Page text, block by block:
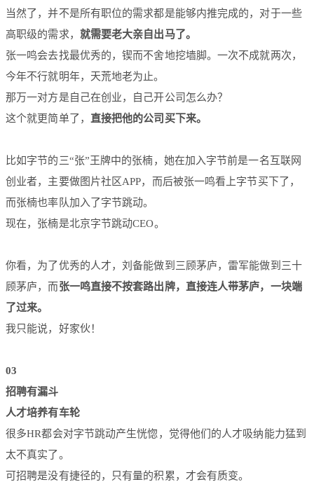
当然了，并不是所有职位的需求都是能够内推完成的，对于一些
高职级的需求， 就需要老大亲自出马了。
张一鸣会去找最优秀的，锲而不舍地挖墙脚。一次不成就两次，
今年不行就明年，天荒地老为止。
那万一对方是自己在创业，自己开公司怎么办？
这个就更简单了， 直接把他的公司买下来。
比如字节的三“张”王牌中的张楠，她在加入字节前是一名互联网
创业者，主要做图片社区APP，而后被张一鸣看上字节买下了，
而张楠也率队加入了字节跳动。
现在，张楠是北京字节跳动CEO。
你看，为了优秀的人才，刘备能做到三顾茅庐，雷军能做到三十
顾茅庐，而张一鸣直接不按套路出牌，直接连人带茅庐，一块端
了过来。
我只能说，好家伙！
03
招聘有漏斗
人才培养有车轮
很多HR都会对字节跳动产生恍惚，觉得他们的人才吸纳能力猛到
太不真实了。
可招聘是没有捷径的，只有量的积累，才会有质变。